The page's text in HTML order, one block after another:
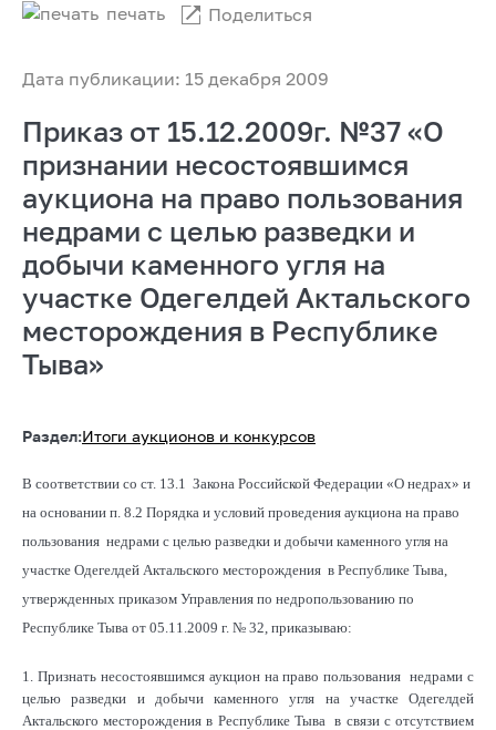
Дата публикации: 15 декабря 2009
печать Поделиться
Приказ от 15.12.2009г. №37 «О
признании несостоявшимся
аукциона на право пользования
недрами с целью разведки и
добычи каменного угля на
участке Одегелдей Актальского
месторождения в Республике
Тыва»
Раздел:Итоги аукционов и конкурсов
В соответствии со ст. 13.1 Закона Российской Федерации «О недрах» и
на основании п. 8.2 Порядка и условий проведения аукциона на право
пользования недрами с целью разведки и добычи каменного угля на
участке Одегелдей Актальского месторождения в Республике Тыва,
утвержденных приказом Управления по недропользованию по
Республике Тыва от 05.11.2009 г. № 32, приказываю:
1. Признать несостоявшимся аукцион на право пользования недрами с
целью разведки и добычи каменного угля на участке Одегелдей
Актальского месторождения в Республике Тыва в связи с отсутствием